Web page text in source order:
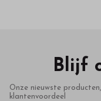
Blijf
Onze nieuwste
klantenvoordeel